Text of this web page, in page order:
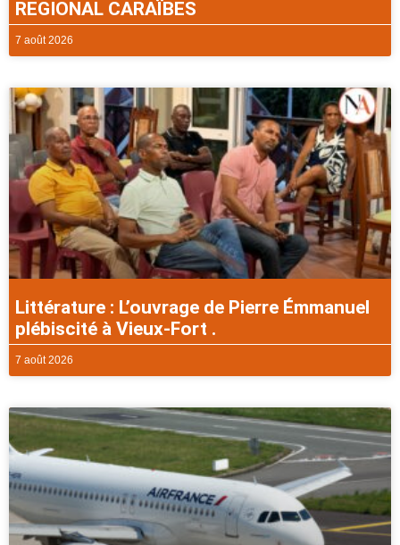
REGIONAL CARAÏBES
7 août 2026
Littérature : L’ouvrage de Pierre Émmanuel
plébiscité à Vieux-Fort .
7 août 2026